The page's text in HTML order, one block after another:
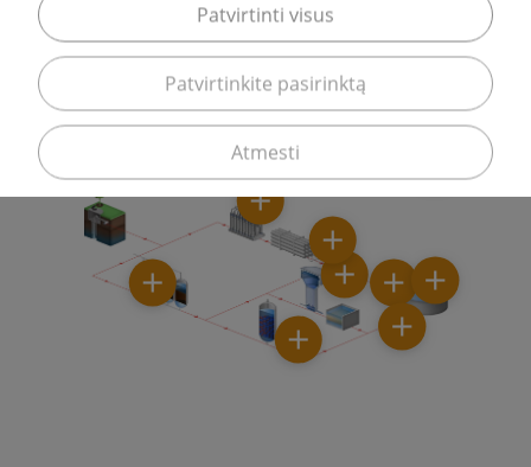
Atmesti
Patvirtinkite pasirinktą
Patvirtinti visus